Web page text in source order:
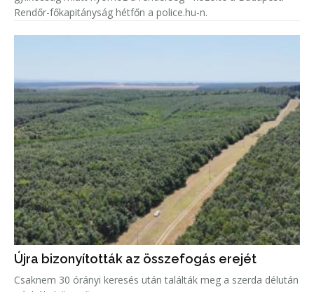
Rendőr-főkapitányság hétfőn a police.hu-n.
Újra bizonyították az összefogás erejét
Csaknem 30 órányi keresés után találták meg a szerda délután